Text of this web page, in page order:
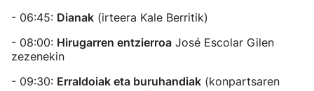
- 06:45: Dianak (irteera Kale Berritik)
- 08:00: Hirugarren entzierroa José Escolar Gilen
zezenekin
- 09:30: Erraldoiak eta buruhandiak (konpartsaren